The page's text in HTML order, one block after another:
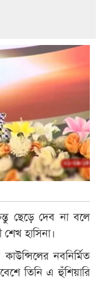
ছেড়ে দেব না বলে
শেখ হাসিনা।
নবনির্মিত
তিনি এ হুঁশিয়ারি